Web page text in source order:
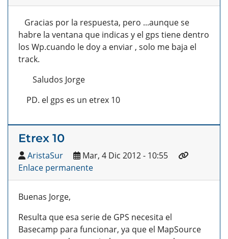
Gracias por la respuesta, pero ...aunque se
habre la ventana que indicas y el gps tiene dentro
los Wp.cuando le doy a enviar , solo me baja el
track.
Saludos Jorge
PD. el gps es un etrex 10
Etrex 10
AristaSur
Mar, 4 Dic 2012 - 10:55
Enlace permanente
Buenas Jorge,
Resulta que esa serie de GPS necesita el
Basecamp para funcionar, ya que el MapSource